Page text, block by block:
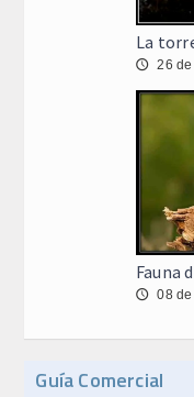
La
🕔 26
Fauna
🕔 08
Guía Comercial